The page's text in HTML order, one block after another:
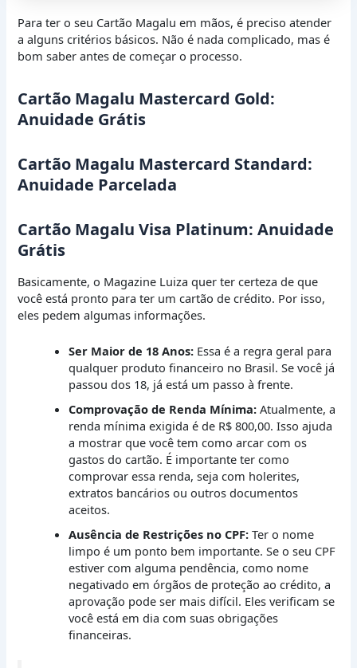
Para ter o seu Cartão Magalu em mãos, é preciso atender
a alguns critérios básicos. Não é nada complicado, mas é
bom saber antes de começar o processo.
Cartão Magalu Mastercard Gold:
Anuidade Grátis
Cartão Magalu Mastercard Standard:
Anuidade Parcelada
Cartão Magalu Visa Platinum: Anuidade
Grátis
Basicamente, o Magazine Luiza quer ter certeza de que
você está pronto para ter um cartão de crédito. Por isso,
eles pedem algumas informações.
Ser Maior de 18 Anos: Essa é a regra geral para
qualquer produto financeiro no Brasil. Se você já
passou dos 18, já está um passo à frente.
Comprovação de Renda Mínima: Atualmente, a
renda mínima exigida é de R$ 800,00. Isso ajuda
a mostrar que você tem como arcar com os
gastos do cartão. É importante ter como
comprovar essa renda, seja com holerites,
extratos bancários ou outros documentos
aceitos.
Ausência de Restrições no CPF: Ter o nome
limpo é um ponto bem importante. Se o seu CPF
estiver com alguma pendência, como nome
negativado em órgãos de proteção ao crédito, a
aprovação pode ser mais difícil. Eles verificam se
você está em dia com suas obrigações
financeiras.